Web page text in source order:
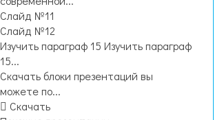
Слайд №11
Слайд №12
Изучить параграф 15 Изучить параграф
15...
Скачать блоки презентаций вы
можете по...
Скачать